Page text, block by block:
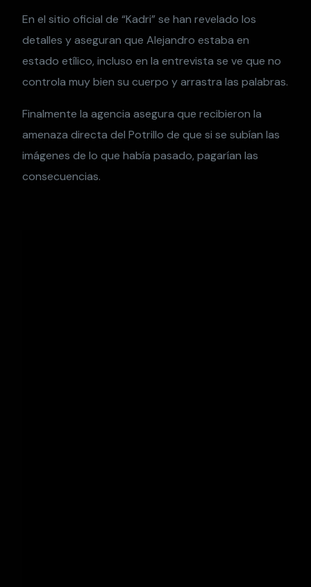
En el sitio oficial de “Kadri” se han revelado los
detalles y aseguran que Alejandro estaba en
estado etílico, incluso en la entrevista se ve que no
controla muy bien su cuerpo y arrastra las palabras.
Finalmente la agencia asegura que recibieron la
amenaza directa del Potrillo de que si se subían las
imágenes de lo que había pasado, pagarían las
consecuencias.